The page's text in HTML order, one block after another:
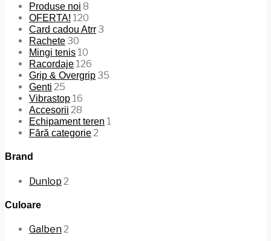
Produse noi 8
OFERTA! 120
Card cadou Atrr3
Rachete30
Mingi tenis 10
Racordaje 126
Grip & Overgrip35
Genti 25
Vibrastop 16
Accesorii 28
Echipament teren 1
Fără categorie2
Brand
Dunlop 2
Culoare
Galben2